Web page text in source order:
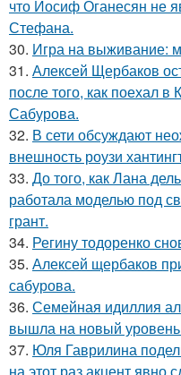
что Иосиф Оганесян не
Стефана.
30. Игра на выживание:
31. Алексей Щербаков
после того, как поехал в
Сабурова.
32. В сети обсуждают
внешность роузи
33. До того, как Лана
работала моделью под
грант.
34. Регину тодоренко
35. Алексей щербаков
сабурова.
36. Семейная идиллия
вышла на новый
37. Юля Гаврилина